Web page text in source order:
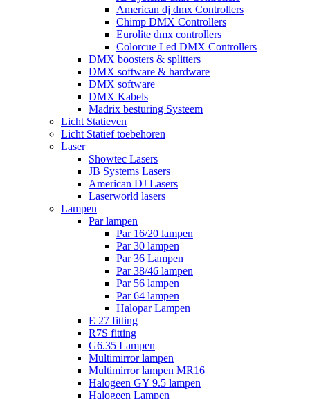
American dj dmx Controllers
Chimp DMX Controllers
Eurolite dmx controllers
Colorcue Led DMX Controllers
DMX boosters & splitters
DMX software & hardware
DMX software
DMX Kabels
Madrix besturing Systeem
Licht Statieven
Licht Statief toebehoren
Laser
Showtec Lasers
JB Systems Lasers
American DJ Lasers
Laserworld lasers
Lampen
Par lampen
Par 16/20 lampen
Par 30 lampen
Par 36 Lampen
Par 38/46 lampen
Par 56 lampen
Par 64 lampen
Halopar Lampen
E 27 fitting
R7S fitting
G6.35 Lampen
Multimirror lampen
Multimirror lampen MR16
Halogeen GY 9.5 lampen
Halogeen Lampen